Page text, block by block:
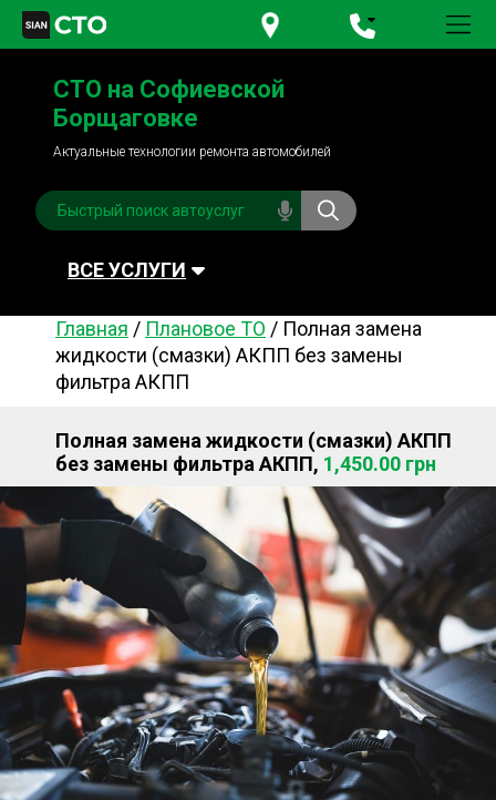
+380 95781-84-84
+380 98791-84-84
СТО на Софиевской
Борщаговке
Актуальные технологии ремонта автомобилей
ВСЕ УСЛУГИ
Автомойка Плановое ТО
Топливная система
Акамуляторы
Обслуживание
кондиционера
Система охлаждения
Диагностика
Ходовая часть Сцепление
Шиномонтаж
Запчасти Двигатель
Тормозная система Замена Ремней
Главная / Плановое ТО / Полная замена
жидкости (смазки) АКПП без замены
фильтра АКПП
Полная замена жидкости (смазки) АКПП
без замены фильтра АКПП, 1,450.00 грн